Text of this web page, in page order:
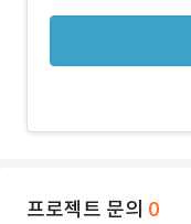
프로젝트 문의 0